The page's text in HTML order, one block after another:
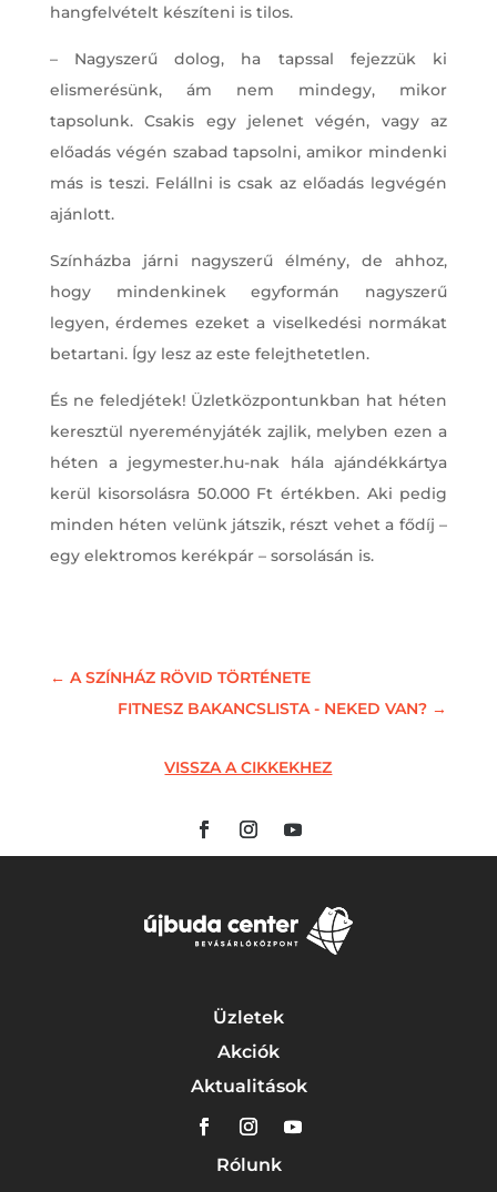
hangfelvételt készíteni is tilos.
– Nagyszerű dolog, ha tapssal fejezzük ki
elismerésünk, ám nem mindegy, mikor
tapsolunk. Csakis egy jelenet végén, vagy az
előadás végén szabad tapsolni, amikor mindenki
más is teszi. Felállni is csak az előadás legvégén
ajánlott.
Színházba járni nagyszerű élmény, de ahhoz,
hogy mindenkinek egyformán nagyszerű
legyen, érdemes ezeket a viselkedési normákat
betartani. Így lesz az este felejthetetlen.
És ne feledjétek! Üzletközpontunkban hat héten
keresztül nyereményjáték zajlik, melyben ezen a
héten a jegymester.hu-nak hála ajándékkártya
kerül kisorsolásra 50.000 Ft értékben. Aki pedig
minden héten velünk játszik, részt vehet a fődíj –
egy elektromos kerékpár – sorsolásán is.
← A SZÍNHÁZ RÖVID TÖRTÉNETE
FITNESZ BAKANCSLISTA - NEKED VAN? →
VISSZA A CIKKEKHEZ
Üzletek
Akciók
Aktualitások
Rólunk